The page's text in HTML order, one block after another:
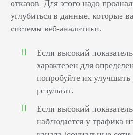
отказов. Для этого надо
углубиться в данные, которые
системы веб-аналитики.
Если высокий
характерен для
попробуйте их
результат.
Если высокий
наблюдается у трафика